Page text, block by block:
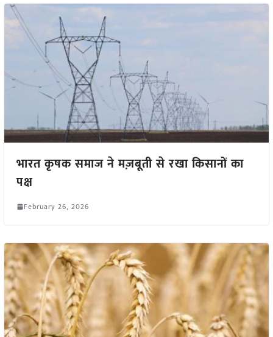
भारत कृषक समाज ने मज़बूती से रखा किसानों का
पक्ष
February 26, 2026